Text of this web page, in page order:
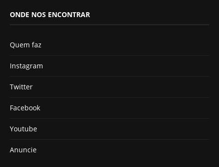
ONDE NOS ENCONTRAR
Quem faz
Instagram
Twitter
Facebook
Youtube
Anuncie